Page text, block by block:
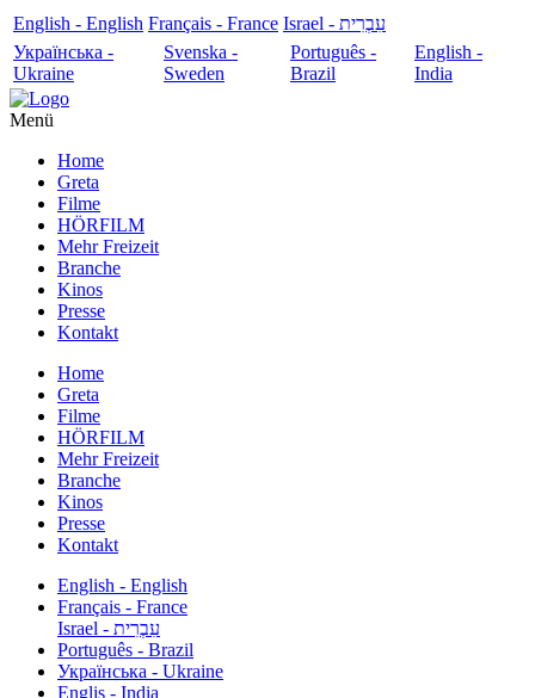
English - English Français - France
עִבְרִית - Israel
Українська -
Ukraine
Svenska -
Sweden
Português -
Brazil
English -
India
Menü
Home
Greta
Filme
HÖRFILM
Mehr Freizeit
Branche
Kinos
Presse
Kontakt
Home
Greta
Filme
HÖRFILM
Mehr Freizeit
Branche
Kinos
Presse
Kontakt
English - English
Français - France
עִבְרִית - Israel
Português - Brazil
Українська - Ukraine
Englis - India